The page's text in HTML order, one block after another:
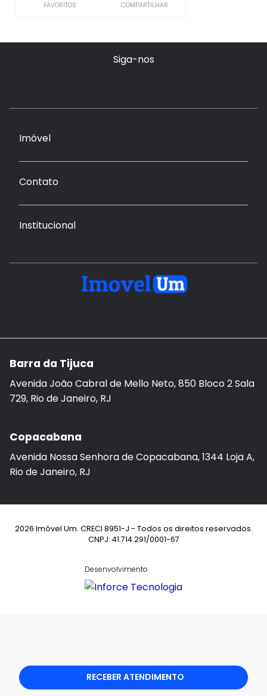
RECEBER ATENDIMENTO
FAVORITOS COMPARTILHAR
Siga-nos
Imóvel
Contato
Institucional
Barra da Tijuca
Avenida João Cabral de Mello Neto, 850 Bloco 2 Sala
729, Rio de Janeiro, RJ
Copacabana
Avenida Nossa Senhora de Copacabana, 1344 Loja A,
Rio de Janeiro, RJ
2026 Imóvel Um. CRECI 8951-J - Todos os direitos reservados.
CNPJ: 41.714.291/0001-67
Desenvolvimento: